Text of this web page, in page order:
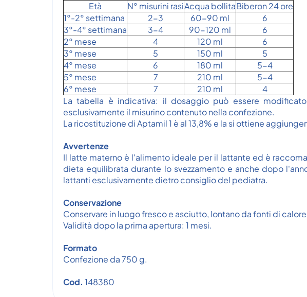
Età
N° misurini rasiAcqua bollitaBiberon 24 ore
1°-2° settimana
2-3 60-90 ml
6
3°-4° settimana
3-4 90-120 ml
6
2° mese
4 120 ml
6
3° mese
5 150 ml
5
4° mese
6 180 ml
5-4
5° mese
7 210 ml
5-4
6° mese
7 210 ml
4
La tabella è indicativa: il dosaggio può essere
esclusivamente il misurino contenuto nella confezione.
La ricostituzione di Aptamil 1 è al 13,8% e la si ottiene
Avvertenze
Il latte materno è l'alimento ideale per il lattante ed è
dieta equilibrata durante lo svezzamento e anche dopo
lattanti esclusivamente dietro consiglio del pediatra.
Conservazione
Conservare in luogo fresco e asciutto, lontano da fonti di
Validità dopo la prima apertura: 1 mesi.
Formato
Confezione da 750 g.
Cod. 148380